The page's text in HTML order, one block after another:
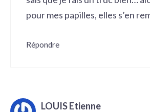
pour mes papilles, elles s’en
Répondre
LOUIS Etienne